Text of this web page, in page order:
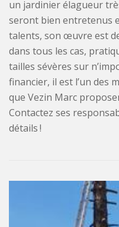
un jardinier élagueur
seront bien entretenus
talents, son œuvre est
dans tous les cas,
tailles sévères sur
financier, il est l’un des
que Vezin Marc
Contactez ses
détails !